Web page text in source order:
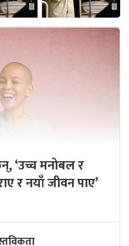
‘उच्च मनोबल र
र नयाँ जीवन पाए’